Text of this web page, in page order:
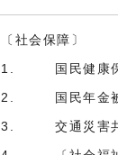
〔社会保障〕
1. 国民健康保
2. 国民年金被
3. 交通災害共